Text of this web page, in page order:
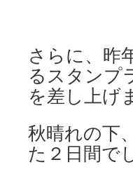
さらに、昨
るスタンプ
を差し上げ
秋晴れの下
た２日間で